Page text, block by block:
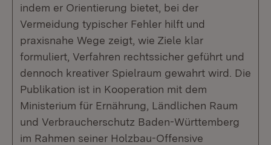
indem er Orientierung bietet, bei der
Vermeidung typischer Fehler hilft und
praxisnahe Wege zeigt, wie Ziele klar
formuliert, Verfahren rechtssicher geführt und
dennoch kreativer Spielraum gewahrt wird. Die
Publikation ist in Kooperation mit dem
Ministerium für Ernährung, Ländlichen Raum
und Verbraucherschutz Baden-Württemberg
im Rahmen seiner Holzbau-Offensive